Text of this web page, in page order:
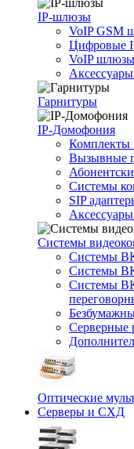
IP-шлюзы
VoIP GSM
Цифровые
VoIP
Гарнитуры
IP-Домофония
Комплекты
Вызывные
Системы
SIP
Системы
Системы
Системы
Системы
Оптические
Серверы и СХД